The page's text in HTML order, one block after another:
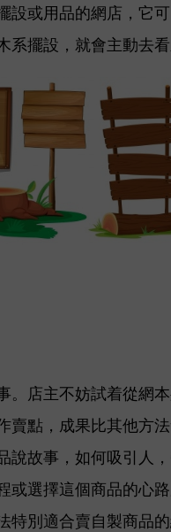
設或用品的網店，它
系擺設， 就會主動去看
。店主不妨試着從網
賣點， 成果比其他方
說故事，如何吸引人
或選擇這個商品的心
特別適合賣自製商品